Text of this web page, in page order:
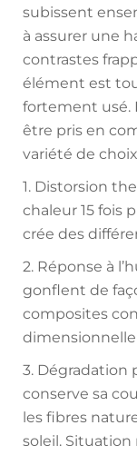
subissent
à assurer une
contrastes
élément est
fortement usé.
être pris en
variété de
1. Distorsion
chaleur 15 fois
crée des
2. Réponse à
gonflent de
composites
dimensionnelle
3. Dégradation
conserve sa
les fibres
soleil. Situation